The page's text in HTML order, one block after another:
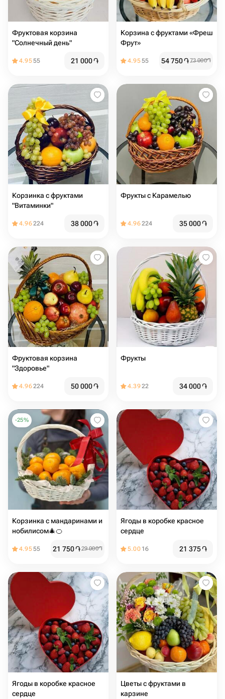
Фруктовая корзина
"Солнечный день"
4.9555 21 000֏
Корзина с фруктами «Фреш
Фрут»
4.9555 54 750֏73 000֏
Корзинка с фруктами
"Витаминки"
4.96224 38 000֏
Фрукты с Карамелью
4.96224 35 000֏
Фруктовая корзина
"Здоровье"
4.96224 50 000֏
Фрукты
4.3922 34 000֏
-25%
Корзинка с мандаринами и
нобилисом🎄🍊
4.9555 21 750֏29 000֏
Ягоды в коробке красное
сердце
5.00 16 21 375֏
Ягоды в коробке красное
сердце
Цветы с фруктами в
карзине